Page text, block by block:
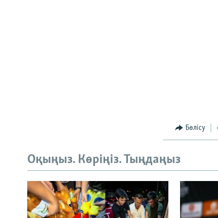
Бөлісу
Оқыңыз. Көріңіз. Тыңдаңыз